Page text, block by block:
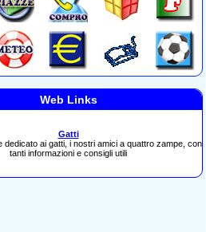
Web Links
Gatti
dedicato ai gatti, i nostri amici a quattro zampe, con
tanti informazioni e consigli utili